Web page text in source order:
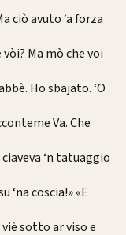
ciò avuto ‘a forza
Ma mò che voi
Ho sbajato. ‘O
Va. Che
‘n tatuaggio
‘na coscia!» «E
sotto ar viso e